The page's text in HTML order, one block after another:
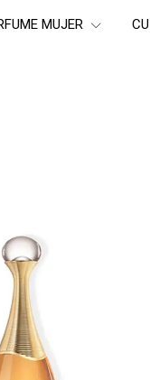
MUJER